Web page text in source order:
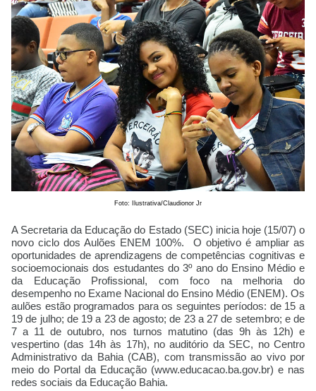
Foto: Ilustrativa/Claudionor Jr
A Secretaria da Educação do Estado (SEC) inicia hoje (15/07) o
novo ciclo dos Aulões ENEM 100%. O objetivo é ampliar as
oportunidades de aprendizagens de competências cognitivas e
socioemocionais dos estudantes do 3º ano do Ensino Médio e
da Educação Profissional, com foco na melhoria do
desempenho no Exame Nacional do Ensino Médio (ENEM). Os
aulões estão programados para os seguintes períodos: de 15 a
19 de julho; de 19 a 23 de agosto; de 23 a 27 de setembro; e de
7 a 11 de outubro, nos turnos matutino (das 9h às 12h) e
vespertino (das 14h às 17h), no auditório da SEC, no Centro
Administrativo da Bahia (CAB), com transmissão ao vivo por
meio do Portal da Educação (www.educacao.ba.gov.br) e nas
redes sociais da Educação Bahia.